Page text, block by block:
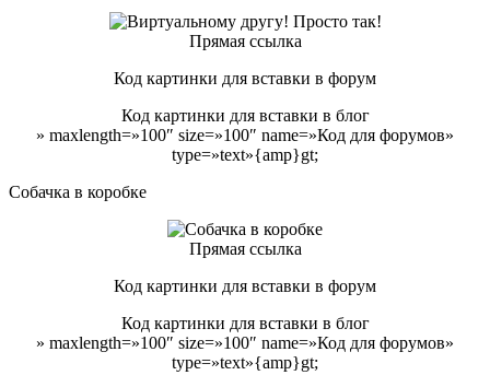
Прямая ссылка
Код картинки для вставки в форум
Код картинки для вставки в блог
» maxlength=»100″ size=»100″ name=»Код для форумов»
type=»text»{amp}gt;
Собачка в коробке
Прямая ссылка
Код картинки для вставки в форум
Код картинки для вставки в блог
» maxlength=»100″ size=»100″ name=»Код для форумов»
type=»text»{amp}gt;